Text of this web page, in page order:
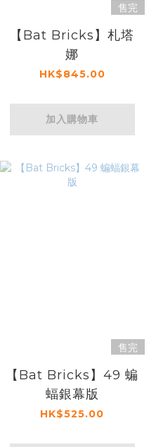
售完
【Bat Bricks】札塔
娜
HK$845.00
加入購物車
售完
【Bat Bricks】49 蝙
蝠銀幕版
HK$525.00